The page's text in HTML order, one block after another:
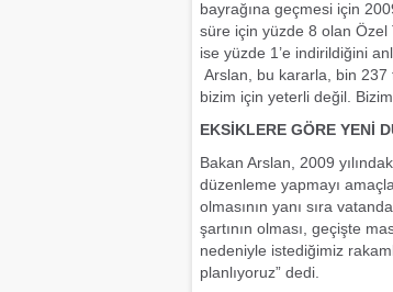
bayrağına geçmesi için
süre için yüzde 8 olan Özel
ise yüzde 1’e indirildiğini
Arslan, bu kararla, bin 237
bizim için yeterli değil.
EKSİKLERE GÖRE YENİ
Bakan Arslan, 2009
düzenleme yapmayı
olmasının yanı sıra
şartının olması, geçişte
nedeniyle istediğimiz
planlıyoruz” dedi.